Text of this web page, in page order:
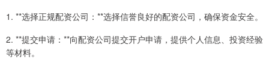
1. **选择正规配资公司：**选择信誉良好的配资公司，确保资金安全。
2. **提交申请：**向配资公司提交开户申请，提供个人信息、投资经验
等材料。